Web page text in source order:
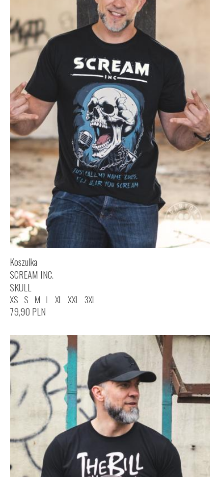
Koszulka
SCREAM INC.
SKULL
XS S M L XL XXL 3XL
79,90 PLN